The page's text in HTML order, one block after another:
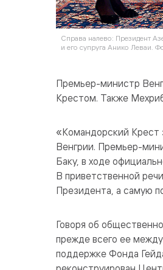
Справа налево: Президент
и его супруга Анико Леваи.
Премьер-министр
Крестом. Также
«Командорский Крест
Венгрии. Премьер-
Баку, в ходе
В приветственной
Президента, а самую
Говоря об
прежде всего ее
поддержке Фонда